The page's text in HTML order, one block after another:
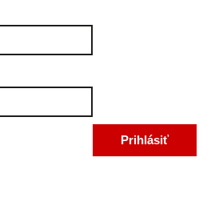
Prihlásiť